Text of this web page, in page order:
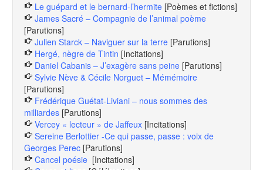
Le guépard et le bernard-l’hermite [Poèmes et fictions]
James Sacré – Compagnie de l’animal poème
[Parutions]
Julien Starck – Naviguer sur la terre [Parutions]
Hergé, nègre de Tintin [Incitations]
Daniel Cabanis – J’exagère sans peine [Parutions]
Sylvie Nève & Cécile Norguet – Mémémoire
[Parutions]
Frédérique Guétat-Liviani – nous sommes des
milliardes [Parutions]
Vercey « lecteur » de Jaffeux [Incitations]
Sereine Berlottier -Ce qui passe, passe : voix de
Georges Perec [Parutions]
Cancel poésie [Incitations]